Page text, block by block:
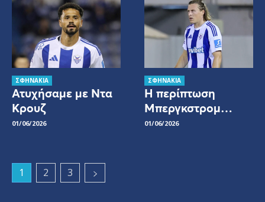
ΣΦΗΝΑΚΙΑ
Ατυχήσαμε με Ντα
Κρουζ
01/06/2026
ΣΦΗΝΑΚΙΑ
Η περίπτωση
Μπεργκστρομ…
01/06/2026
1 2 3